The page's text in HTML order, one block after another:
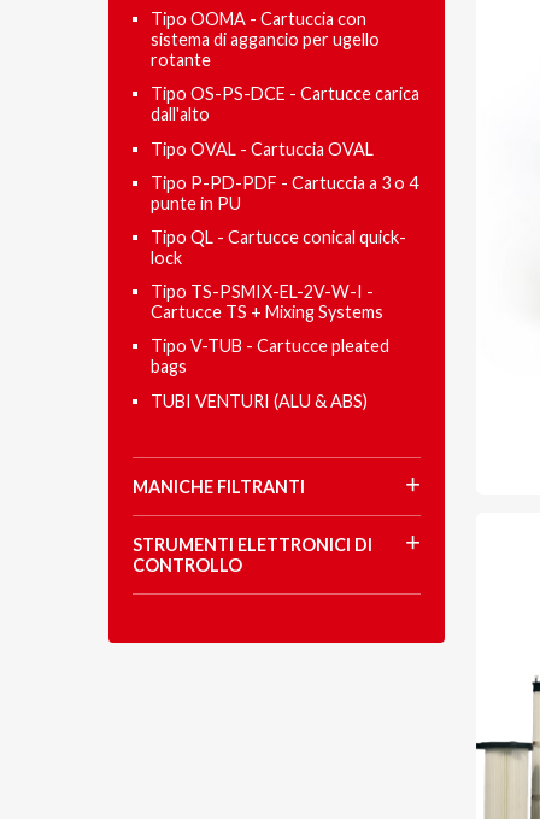
Tipo OOMA - Cartuccia con
sistema di aggancio per ugello
rotante
Tipo OS-PS-DCE - Cartucce carica
dall'alto
Tipo OVAL - Cartuccia OVAL
Tipo P-PD-PDF - Cartuccia a 3 o 4
punte in PU
Tipo QL - Cartucce conical quick-
lock
Tipo TS-PSMIX-EL-2V-W-I -
Cartucce TS + Mixing Systems
Tipo V-TUB - Cartucce pleated
bags
TUBI VENTURI (ALU & ABS)
MANICHE FILTRANTI
STRUMENTI ELETTRONICI DI
CONTROLLO